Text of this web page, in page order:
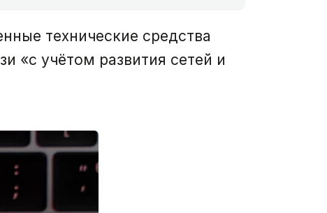
технические средства
«с учётом развития сетей и